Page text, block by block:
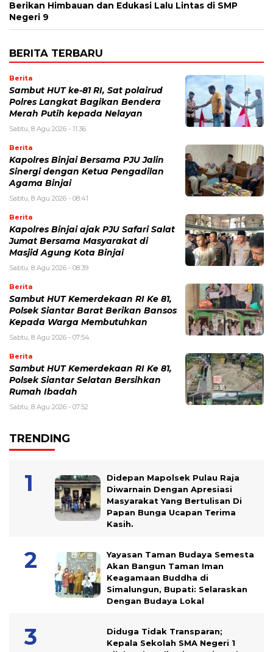
Berikan Himbauan dan Edukasi Lalu Lintas di SMP
Negeri 9
BERITA TERBARU
Berita
Sambut HUT ke-81 RI, Sat polairud
Polres Langkat Bagikan Bendera
Merah Putih kepada Nelayan
Sabtu, 8 Agu 2026 - 11:36
Berita
Kapolres Binjai Bersama PJU Jalin
Sinergi dengan Ketua Pengadilan
Agama Binjai
Sabtu, 8 Agu 2026 - 08:41
Berita
Kapolres Binjai ajak PJU Safari Salat
Jumat Bersama Masyarakat di
Masjid Agung Kota Binjai
Sabtu, 8 Agu 2026 - 08:39
Berita
Sambut HUT Kemerdekaan RI Ke 81,
Polsek Siantar Barat Berikan Bansos
Kepada Warga Membutuhkan
Sabtu, 8 Agu 2026 - 07:54
Berita
Sambut HUT Kemerdekaan RI Ke 81,
Polsek Siantar Selatan Bersihkan
Rumah Ibadah
Sabtu, 8 Agu 2026 - 07:52
TRENDING
Didepan Mapolsek Pulau Raja
Diwarnain Dengan Apresiasi
Masyarakat Yang Bertulisan Di
Papan Bunga Ucapan Terima
Kasih.
Yayasan Taman Budaya Semesta
Akan Bangun Taman Iman
Keagamaan Buddha di
Simalungun, Bupati: Selaraskan
Dengan Budaya Lokal
Diduga Tidak Transparan;
Kepala Sekolah SMA Negeri 1